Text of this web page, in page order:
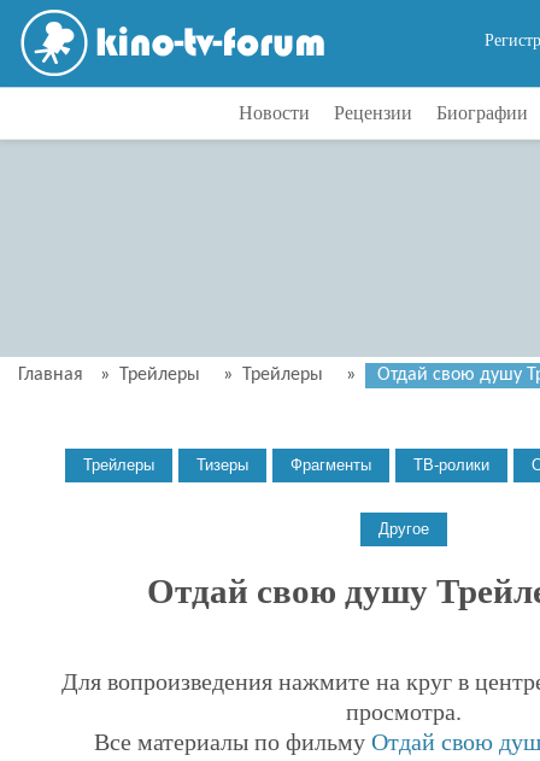
Новости Рецензии Биографии
Главная » Трейлеры » Трейлеры » Отдай свою душу
Отдай свою душу
Для вопроизведения нажмите на круг в
просмотра.
Все материалы по фильмуОтдай свою